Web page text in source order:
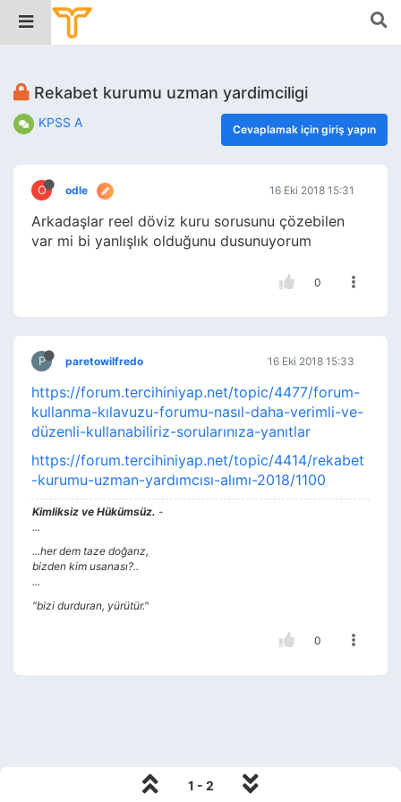
Rekabet kurumu uzman yardimciligi
KPSS A Cevaplamak için giriş yapın
O odle 16 Eki 2018 15:31
Arkadaşlar reel döviz kuru sorusunu çözebilen
var mi bi yanlışlık olduğunu dusunuyorum
0
P paretowilfredo 16 Eki 2018 15:33
https://forum.tercihiniyap.net/topic/4477/forum-
kullanma-kılavuzu-forumu-nasıl-daha-verimli-ve-
düzenli-kullanabiliriz-sorularınıza-yanıtlar
https://forum.tercihiniyap.net/topic/4414/rekabet
-kurumu-uzman-yardımcısı-alımı-2018/1100
Kimliksiz ve Hükümsüz. -
...
...her dem taze doğarız,
bizden kim usanası?..
...
"bizi durduran, yürütür."
0
1 - 2